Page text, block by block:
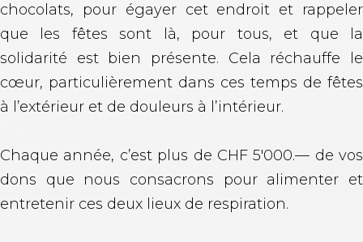
chocolats, pour égayer cet endroit et rappeler
que les fêtes sont là, pour tous, et que la
solidarité est bien présente. Cela réchauffe le
cœur, particulièrement dans ces temps de fêtes
à l’extérieur et de douleurs à l’intérieur.
Chaque année, c’est plus de CHF 5'000.— de vos
dons que nous consacrons pour alimenter et
entretenir ces deux lieux de respiration.